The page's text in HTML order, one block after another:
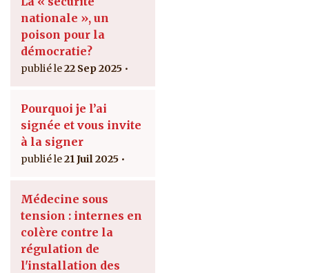
nationale », un
poison pour la
démocratie?
22 Sep 2025
Pourquoi je l’ai
signée et vous invite
à la signer
21 Juil 2025
Médecine sous
tension : internes en
colère contre la
régulation de
l'installation des